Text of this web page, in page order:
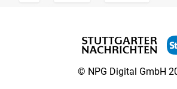
© NPG Digital GmbH